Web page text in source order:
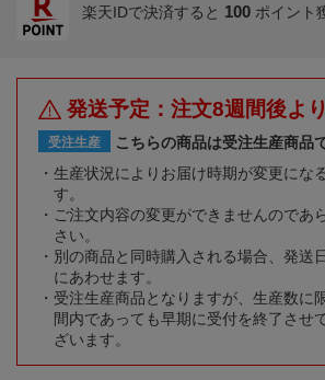
楽天IDで決済すると 100 ポイント
発送予定：注文8週間後よ
受注生産
こちらの商品は受注生産商品
生産状況によりお届け時期が変更にな
す。
ご注文内容の変更ができませんのであ
さい。
別の商品と同時購入される場合、発送
にあわせます。
受注生産商品となりますが、生産数に
間内であっても早期に受付を終了させ
ざいます。